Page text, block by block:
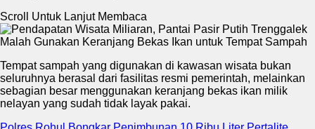
Scroll Untuk Lanjut Membaca
Tempat sampah yang digunakan di kawasan wisata bukan
seluruhnya berasal dari fasilitas resmi pemerintah, melainkan
sebagian besar menggunakan keranjang bekas ikan milik
nelayan yang sudah tidak layak pakai.